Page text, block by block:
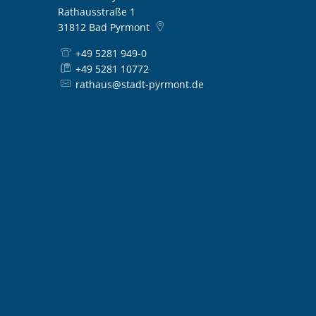
Rathausstraße 1
31812 Bad Pyrmont
+49 5281 949-0
+49 5281 10772
rathaus@stadt-pyrmont.de